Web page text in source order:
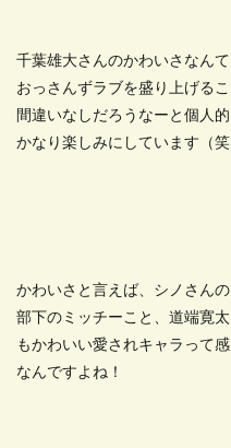
千葉雄大さんのかわいさなんて
おっさんずラブを盛り上げるこ
間違いなしだろうなーと個人
かなり楽しみにしています（笑
かわいさと言えば、シノさんの
部下のミッチーこと、道端寛太
もかわいい愛されキャラって感
なんですよね！